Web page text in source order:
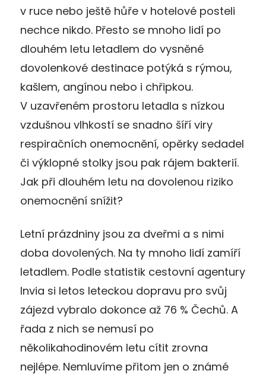
v ruce nebo ještě hůře v hotelové posteli
nechce nikdo. Přesto se mnoho lidí po
dlouhém letu letadlem do vysněné
dovolenkové destinace potýká s rýmou,
kašlem, angínou nebo i chřipkou.
V uzavřeném prostoru letadla s nízkou
vzdušnou vlhkostí se snadno šíří viry
respiračních onemocnění, opěrky sedadel
či výklopné stolky jsou pak rájem bakterií.
Jak při dlouhém letu na dovolenou riziko
onemocnění snížit?
Letní prázdniny jsou za dveřmi a s nimi
doba dovolených. Na ty mnoho lidí zamíří
letadlem. Podle statistik cestovní agentury
Invia si letos leteckou dopravu pro svůj
zájezd vybralo dokonce až 76 % Čechů. A
řada z nich se nemusí po
několikahodinovém letu cítit zrovna
nejlépe. Nemluvíme přitom jen o známé